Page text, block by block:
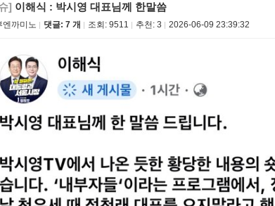
] 이해식 : 박시영 대표님께 한말씀
엔까미노 댓글: 7 개 조회: 9511 추천: 3 2026-06-09 23:39:32